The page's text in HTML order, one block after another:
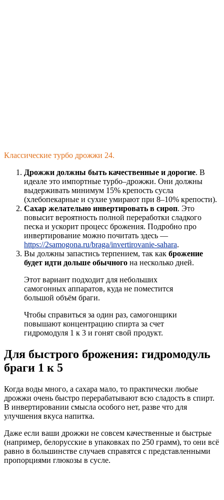
Классические турбо дрожжи 24.
Дрожжи должны быть качественные и дорогие. В
идеале это импортные турбо–дрожжи. Они должны
выдерживать минимум 15% крепость сусла
(хлебопекарные и сухие умирают при 8–10% крепости).
Сахар желательно инвертировать в сироп. Это
повысит вероятность полной переработки сладкого
песка и ускорит процесс брожения. Подробно про
инвертирование можно почитать здесь —
https://2samogona.ru/braga/invertirovanie-sahara.
Вы должны запастись терпением, так как брожение
будет идти дольше обычного на несколько дней.
Этот вариант подходит для небольших
самогонных аппаратов, куда не поместится
большой объём браги.
Чтобы справиться за один раз, самогонщики
повышают концентрацию спирта за счет
гидромодуля 1 к 3 и гонят свой продукт.
Для быстрого брожения: гидромодуль
браги 1 к 5
Когда воды много, а сахара мало, то практически любые
дрожжи очень быстро перерабатывают всю сладость в спирт.
В инвертировании смысла особого нет, разве что для
улучшения вкуса напитка.
Даже если ваши дрожжи не совсем качественные и быстрые
(например, белорусские в упаковках по 250 грамм), то они всё
равно в большинстве случаев справятся с представленными
пропорциями глюкозы в сусле.